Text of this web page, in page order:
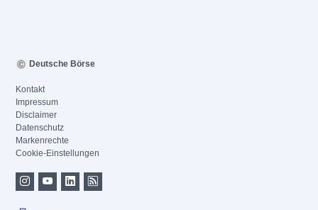
Deutsche Börse
Kontakt
Impressum
Disclaimer
Datenschutz
Markenrechte
Cookie-Einstellungen